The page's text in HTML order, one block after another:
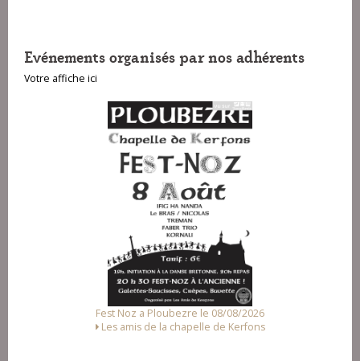
Evénements organisés par nos adhérents
Votre affiche ici
Fest Noz a Ploubezre le 08/08/2026
Les amis de la chapelle de Kerfons